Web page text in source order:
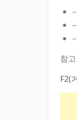
참
F2(